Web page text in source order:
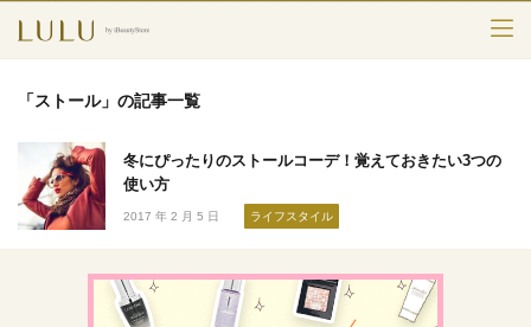
スキンケア
メークアップ
エイジングケア
「ストール」の記事一覧
冬にぴったりのストールコーデ！覚えておきたい3つの
使い方
2017 年 2 月 5 日 ライフスタイル